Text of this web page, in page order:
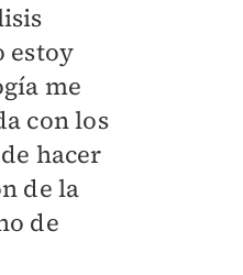
estoy
me
con los
hacer
de la
de